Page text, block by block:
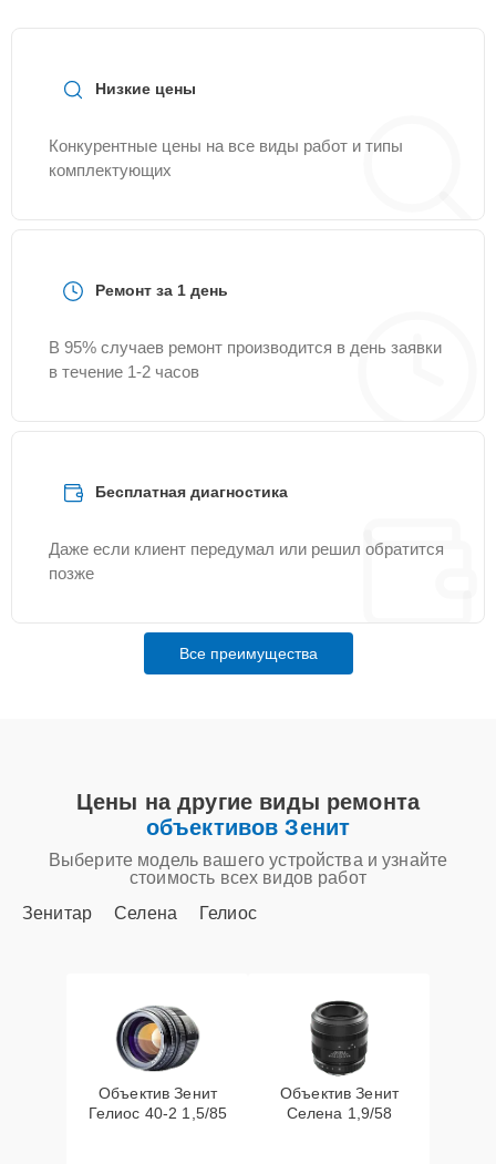
Низкие цены
Конкурентные цены на все виды работ и типы
комплектующих
Ремонт за 1 день
В 95% случаев ремонт производится в день заявки
в течение 1-2 часов
Бесплатная диагностика
Даже если клиент передумал или решил обратится
позже
Все преимущества
Цены на другие виды ремонта
объективов Зенит
Выберите модель вашего устройства и узнайте
стоимость всех видов работ
Зенитар
Селена Гелиос
Объектив Зенит
Гелиос 40-2 1,5/85
Объектив Зенит
Селена 1,9/58